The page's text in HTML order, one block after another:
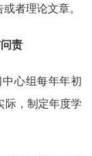
者理论文章。
责
心组每年年初
际，制定年度学